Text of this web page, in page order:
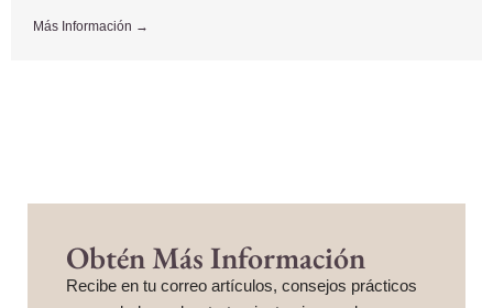
Más Información →
Obtén Más Información
Recibe en tu correo artículos, consejos prácticos